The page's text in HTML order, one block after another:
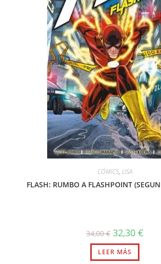
CÓMICS, USA
FLASH: RUMBO A FLASHPOINT
34,00€ El
precio
original
era:
34,00 €.
32,30 €
LEER MÁS